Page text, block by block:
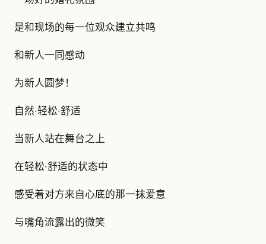
是和现场的每一位观众建立共鸣
和新人一同感动
为新人圆梦！
自然·轻松·舒适
当新人站在舞台之上
在轻松·舒适的状态中
感受着对方来自心底的那一抹爱意
与嘴角流露出的微笑